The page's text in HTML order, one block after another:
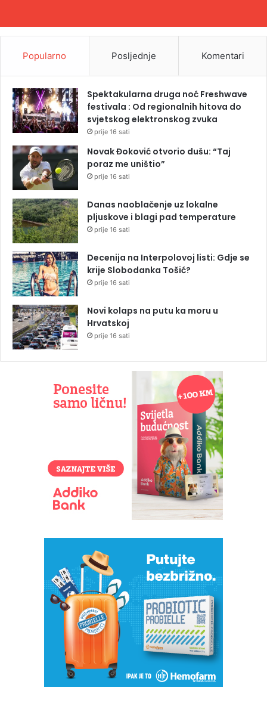
Popularno Posljednje Komentari
Spektakularna druga noć Freshwave
festivala : Od regionalnih hitova do
svjetskog elektronskog zvuka
prije 16 sati
Novak Đoković otvorio dušu: “Taj
poraz me uništio”
prije 16 sati
Danas naoblačenje uz lokalne
pljuskove i blagi pad temperature
prije 16 sati
Decenija na Interpolovoj listi: Gdje se
krije Slobodanka Tošić?
prije 16 sati
Novi kolaps na putu ka moru u
Hrvatskoj
prije 16 sati